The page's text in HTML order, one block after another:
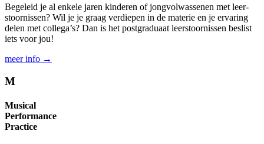
Begeleid je al enkele jaren kinderen of jong­volwassenen met leer­
stoornissen? Wil je je graag verdiepen in de materie en je ervaring
delen met collega’s? Dan is het post­graduaat leer­stoornissen beslist
iets voor jou!
meer info →
M
Musical
Performance
Practice